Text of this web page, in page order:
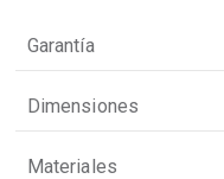
Garantía
Dimensiones
Materiales